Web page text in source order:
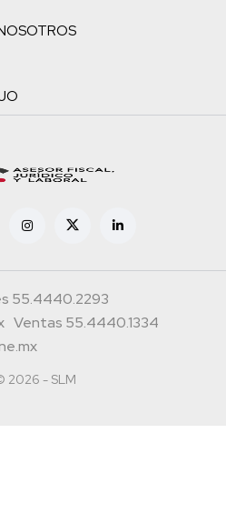
55.4440.2293
Ventas 55.4440.1334
2026 - SLM